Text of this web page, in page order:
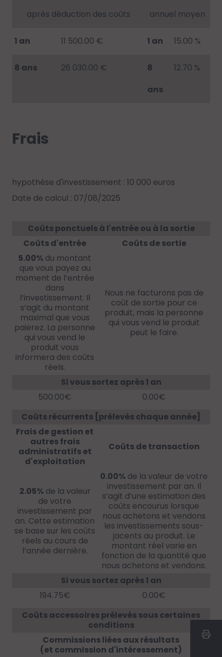
après déduction des coûts annuel moyen
1 an 11 500.00 € 1 an 15.00 %
8 ans 26 030.00 €
8
ans
12.70 %
Frais
hypothèse d'investissement : 10 000 euros
Date de calcul : 07/08/2025
Coûts ponctuels à l'entrée ou à la sortie
Coûts d'entrée
Coûts de sortie
5.00% du montant
que vous payez au
moment de l’entrée
dans
l’investissement. Il
s’agit du montant
maximal que vous
paierez. La personne
qui vous vend le
produit vous
informera des coûts
réels.
Nous ne facturons pas de
coût de sortie pour ce
produit, mais la personne
qui vous vend le produit
peut le faire.
Si vous sortez après 1 an
500.00€
0.00€
Coûts récurrents [prélevés chaque année]
Frais de gestion et
autres frais
administratifs et
d'exploitation
Coûts de transaction
2.05%de la valeur
de votre
investissement par
an. Cette estimation
se base sur les coûts
réels au cours de
l’année dernière.
0.00% de la valeur de votre
investissement par an. Il
s’agit d’une estimation des
coûts encourus lorsque
nous achetons et vendons
les investissements sous-
jacents au produit. Le
montant réel varie en
fonction de la quantité que
nous achetons et vendons.
Si vous sortez après 1 an
194.75€
0.00€
Coûts accessoires prélevés sous certaines
conditions
Commissions liées aux résultats
(et commission d'intéressement)